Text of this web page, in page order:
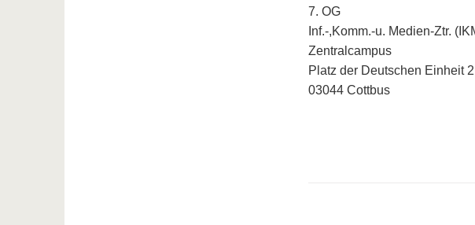
7. OG
Inf.-,Komm.-u. Medien-Ztr.
Zentralcampus
Platz der Deutschen Einheit 2
03044 Cottbus